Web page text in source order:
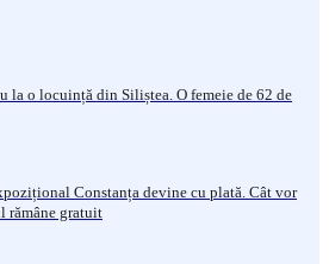
la o locuință din Siliștea. O femeie de 62 de
Constanța devine cu plată. Cât vor
rămâne gratuit